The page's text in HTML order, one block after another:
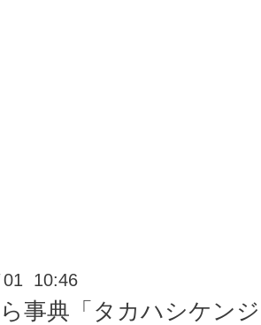
01 10:46
事典「タカハシケン